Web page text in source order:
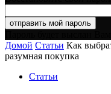
Домой Статьи Как
разумная покупка
Статьи